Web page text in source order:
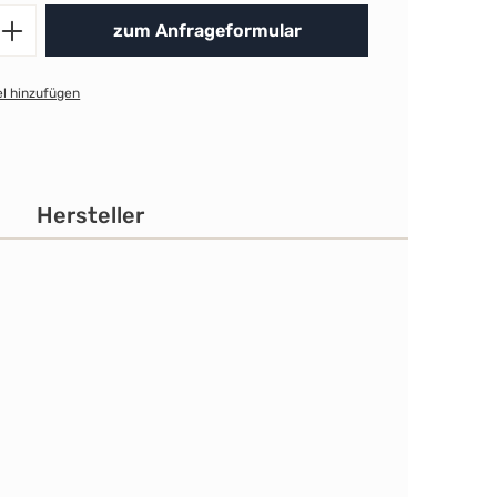
Produkt Anzahl: Gib den
zum Anfrageformular
hinzufügen
Hersteller